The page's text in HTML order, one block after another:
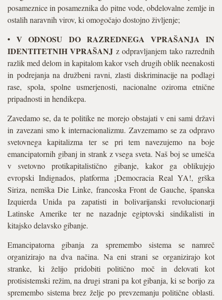
posameznice in posameznika do pitne vode, obdelovalne zemlje in
ostalih naravnih virov, ki omogočajo dostojno življenje;
•V ODNOSU DO RAZREDNEGA VPRAŠANJA IN
IDENTITETNIH VPRAŠANJ z odpravljanjem tako razrednih
razlik med delom in kapitalom kakor vseh drugih oblik neenakosti
in podrejanja na družbeni ravni, zlasti diskriminacije na podlagi
rase, spola, spolne usmerjenosti, nacionalne oziroma etnične
pripadnosti in hendikepa.
Zavedamo se, da te politike ne morejo obstajati v eni sami državi
in zavezani smo k internacionalizmu. Zavzemamo se za odpravo
svetovnega kapitalizma ter se pri tem navezujemo na boje
emancipatornih gibanj in strank z vsega sveta. Naš boj se umešča
v svetovno protikapitalistično gibanje, kakor ga oblikujejo
evropski Indignados, platforma ¡Democracia Real YA!, grška
Siriza, nemška Die Linke, francoska Front de Gauche, španska
Izquierda Unida pa zapatisti in bolivarijanski revolucionarji
Latinske Amerike ter ne nazadnje egiptovski sindikalisti in
kitajsko delavsko gibanje.
Emancipatorna gibanja za spremembo sistema se namreč
organizirajo na dva načina. Na eni strani se organizirajo kot
stranke, ki želijo pridobiti politično moč in delovati kot
protisistemski režim, na drugi strani pa kot gibanja, ki se borijo za
spremembo sistema brez želje po prevzemanju politične oblasti.